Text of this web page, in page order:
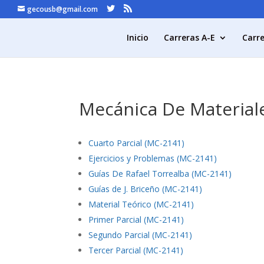
gecousb@gmail.com
Inicio Carreras A-E
Mecánica De
Cuarto Parcial (MC-2141)
Ejercicios y Problemas (MC-2141)
Guías De Rafael Torrealba (MC-2141)
Guías de J. Briceño (MC-2141)
Material Teórico (MC-2141)
Primer Parcial (MC-2141)
Segundo Parcial (MC-2141)
Tercer Parcial (MC-2141)